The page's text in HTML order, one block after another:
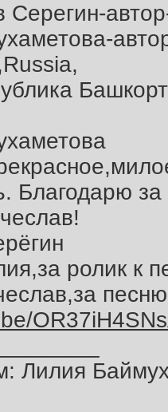
Серегин-
Благодарю
ролик к
Лилия